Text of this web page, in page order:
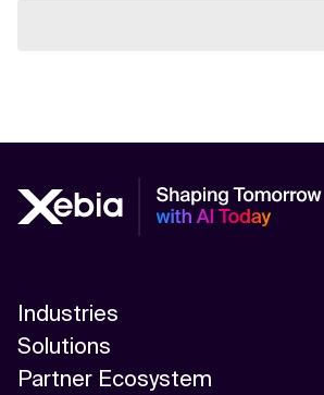
Industries
Solutions
Partner Ecosystem